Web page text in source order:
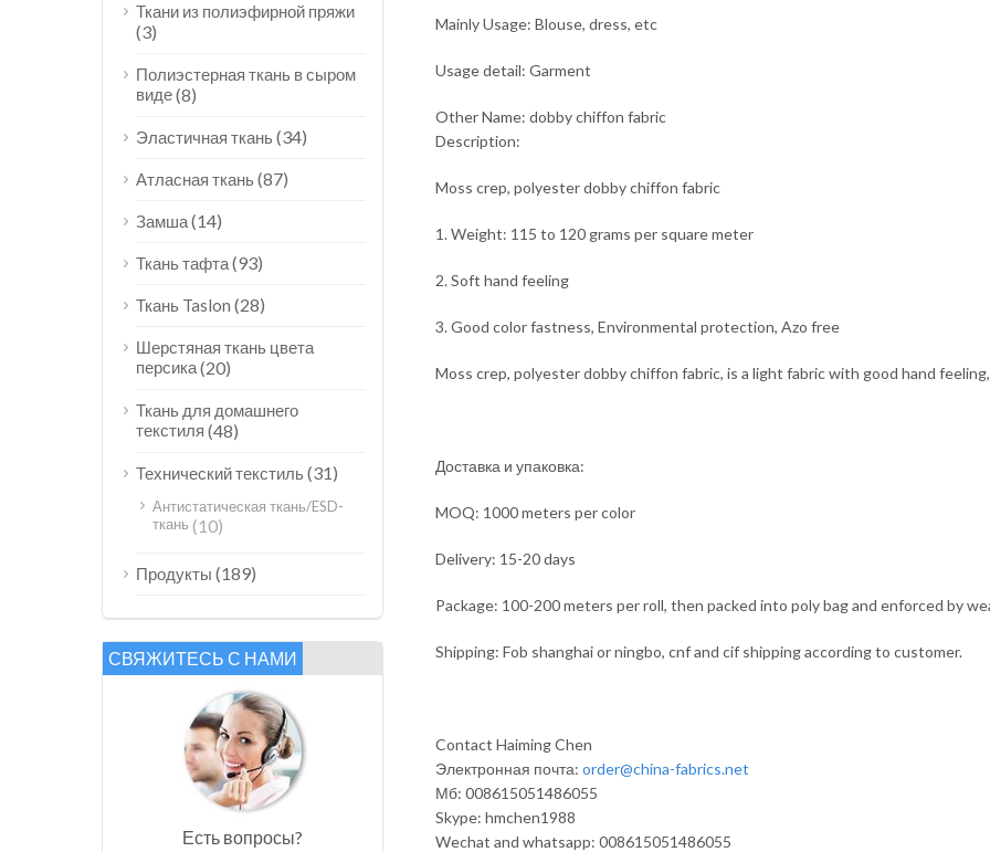
Mainly Usage: Blouse, dress, etc
Usage detail: Garment
Other Name: dobby chiffon fabric
Description:
Moss crep, polyester dobby chiffon fabric
1. Weight: 115 to 120 grams per square meter
2. Soft hand feeling
3. Good color fastness, Environmental protection, Azo free
Moss crep, polyester dobby chiffon fabric, is a light fabric with good hand
Доставка и упаковка:
MOQ: 1000 meters per color
Delivery: 15-20 days
Package: 100-200 meters per roll, then packed into poly bag and enforced by
Shipping: Fob shanghai or ningbo, cnf and cif shipping according to customer.
Contact Haiming Chen
Электронная почта: order@china-fabrics.net
Мб: 008615051486055
Skype: hmchen1988
Wechat and whatsapp: 008615051486055
Ткани из полиэфирной пряжи
(3)
Полиэстерная ткань в сыром
виде(8)
Эластичная ткань(34)
Атласная ткань(87)
Замша(14)
Ткань тафта(93)
Ткань Taslon (28)
Шерстяная ткань цвета
персика(20)
Ткань для домашнего
текстиля (48)
Технический текстиль(31)
Антистатическая ткань/ESD-
ткань (10)
Продукты (189)
СВЯЖИТЕСЬ С НАМИ
Есть вопросы?